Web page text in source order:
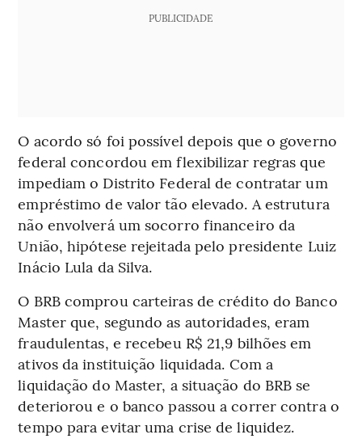
PUBLICIDADE
O acordo só foi possível depois que o governo
federal concordou em flexibilizar regras que
impediam o Distrito Federal de contratar um
empréstimo de valor tão elevado. A estrutura
não envolverá um socorro financeiro da
União, hipótese rejeitada pelo presidente Luiz
Inácio Lula da Silva.
O BRB comprou carteiras de crédito do Banco
Master que, segundo as autoridades, eram
fraudulentas, e recebeu R$ 21,9 bilhões em
ativos da instituição liquidada. Com a
liquidação do Master, a situação do BRB se
deteriorou e o banco passou a correr contra o
tempo para evitar uma crise de liquidez.